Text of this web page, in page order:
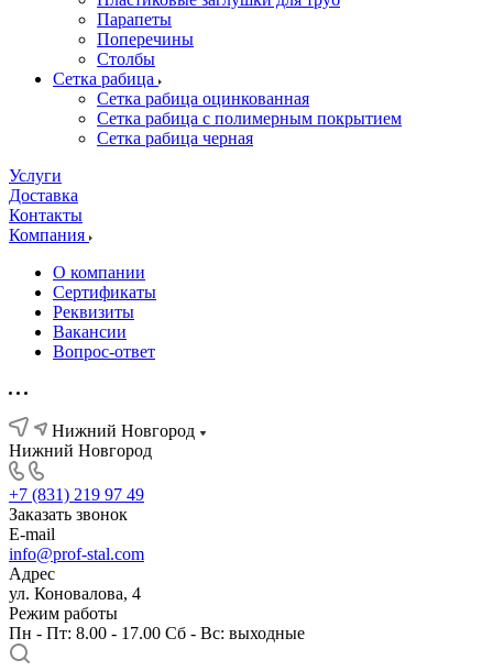
Парапеты
Поперечины
Столбы
Сетка рабица
Сетка рабица оцинкованная
Сетка рабица с полимерным покрытием
Сетка рабица черная
Услуги
Доставка
Контакты
Компания
О компании
Сертификаты
Реквизиты
Вакансии
Вопрос-ответ
Нижний Новгород
Нижний Новгород
+7 (831) 219 97 49
Заказать звонок
E-mail
info@prof-stal.com
Адрес
ул. Коновалова, 4
Режим работы
Пн - Пт: 8.00 - 17.00 Сб - Вс: выходные